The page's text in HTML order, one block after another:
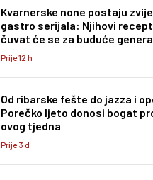
Kvarnerske none postaju
gastro serijala: Njihovi
čuvat će se za buduće
Prije 12 h
Od ribarske fešte do jazza i
Porečko ljeto donosi bogat
ovog tjedna
Prije 3 d